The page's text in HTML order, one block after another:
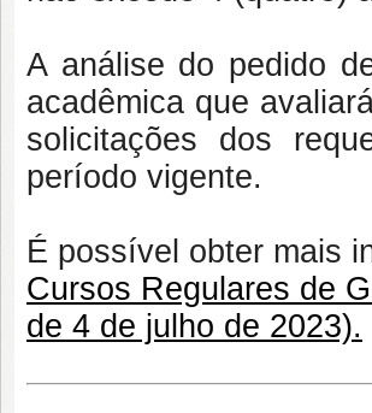
A análise do pedido
acadêmica que
solicitações dos
período vigente.
É possível obter mais
Cursos Regulares de
de 4 de julho de 2023).